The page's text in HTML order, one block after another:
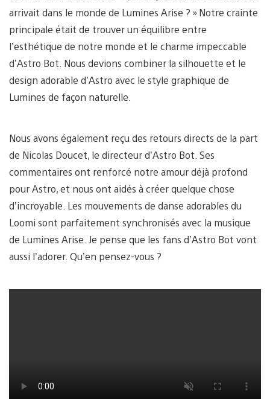
arrivait dans le monde de Lumines Arise ? » Notre crainte
principale était de trouver un équilibre entre
l’esthétique de notre monde et le charme impeccable
d’Astro Bot. Nous devions combiner la silhouette et le
design adorable d’Astro avec le style graphique de
Lumines de façon naturelle.
Nous avons également reçu des retours directs de la part
de Nicolas Doucet, le directeur d’Astro Bot. Ses
commentaires ont renforcé notre amour déjà profond
pour Astro, et nous ont aidés à créer quelque chose
d’incroyable. Les mouvements de danse adorables du
Loomi sont parfaitement synchronisés avec la musique
de Lumines Arise. Je pense que les fans d’Astro Bot vont
aussi l’adorer. Qu’en pensez-vous ?